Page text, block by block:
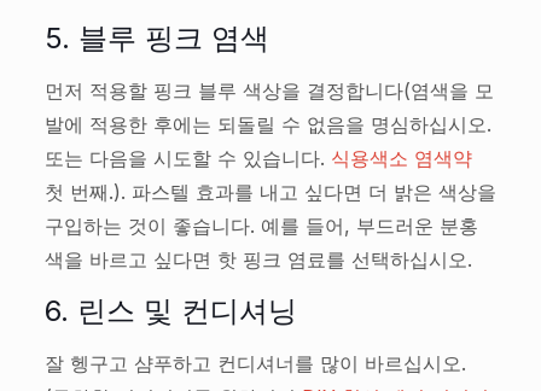
5. 블루 핑크 염색
먼저 적용할 핑크 블루 색상을 결정합니다(염색을 모
발에 적용한 후에는 되돌릴 수 없음을 명심하십시오.
또는 다음을 시도할 수 있습니다. 식용색소 염색약
첫 번째.). 파스텔 효과를 내고 싶다면 더 밝은 색상을
구입하는 것이 좋습니다. 예를 들어, 부드러운 분홍
색을 바르고 싶다면 핫 핑크 염료를 선택하십시오.
6. 린스 및 컨디셔닝
잘 헹구고 샴푸하고 컨디셔너를 많이 바르십시오.